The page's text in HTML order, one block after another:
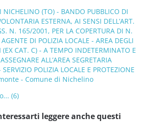
NICHELINO (TO) - BANDO PUBBLICO DI
ESTERNA, AI SENSI DELL’ART.
N. 165/2001, PER LA COPERTURA DI N.
DI POLIZIA LOCALE - AREA DEGLI
(EX CAT. C) - A TEMPO INDETERMINATO E
ALL’AREA SEGRETARIA
SERVIZIO POLIZIA LOCALE E PROTEZIONE
- Comune di Nichelino
(6)
leggere anche questi